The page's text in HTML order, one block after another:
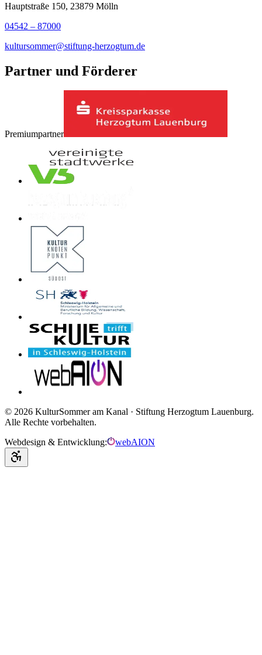
Hauptstraße 150, 23879 Mölln
04542 – 87000
kultursommer@stiftung-herzogtum.de
Partner und Förderer
Premiumpartner
© 2026 KulturSommer am Kanal · Stiftung Herzogtum Lauenburg.
Alle Rechte vorbehalten.
Webdesign & Entwicklung:
webAION